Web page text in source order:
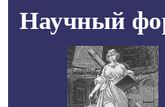
Научный